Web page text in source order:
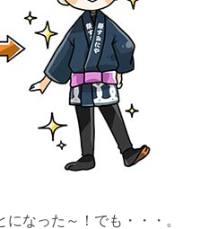
なった～！でも・・・。